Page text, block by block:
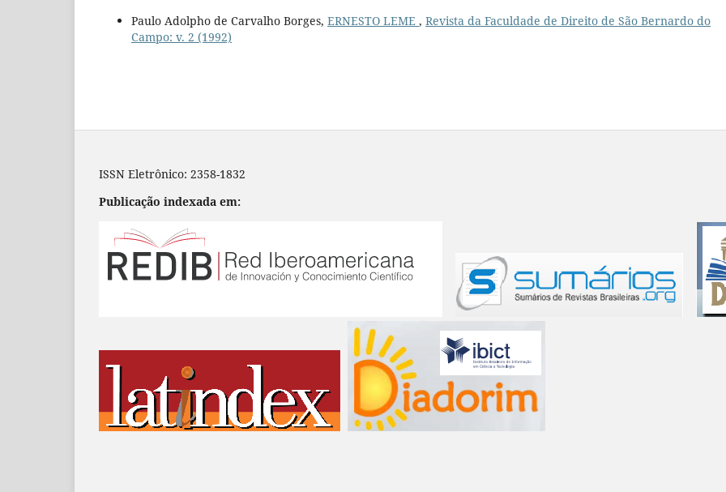
Paulo Adolpho de Carvalho Borges, ERNESTO LEME , Revista da Faculdade de Direito de São Bernardo do
Campo: v. 2 (1992)
ISSN Eletrônico: 2358-1832
Publicação indexada em: